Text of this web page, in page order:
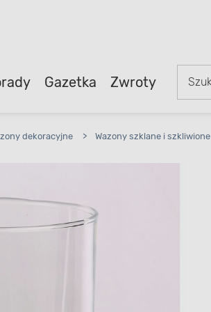
Gazetka Zwroty
dekoracyjne > Wazony szklane i szkliwione